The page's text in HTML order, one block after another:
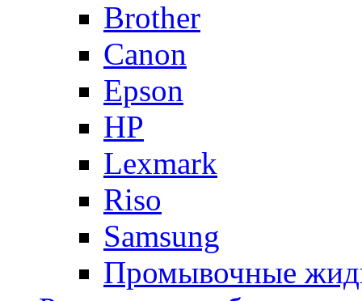
Brother
Canon
Epson
HP
Lexmark
Riso
Samsung
Промывочные